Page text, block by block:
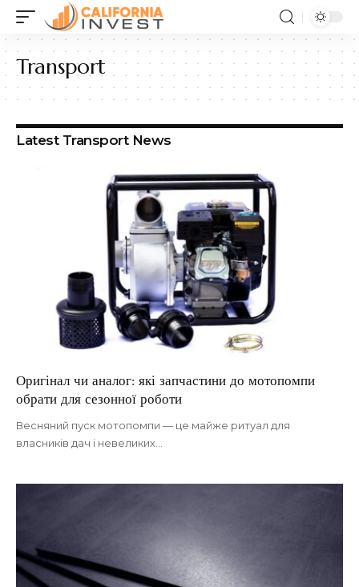
Transport
Latest Transport News
Оригінал чи аналог: які запчастини до мотопомпи
обрати для сезонної роботи
Весняний пуск мотопомпи — це майже ритуал для
власників дач і невеликих